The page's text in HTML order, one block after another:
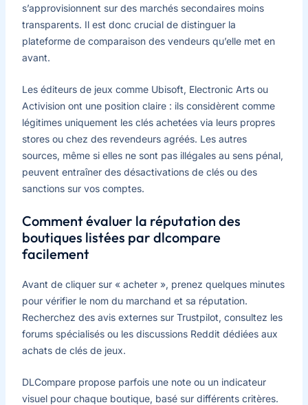
s’approvisionnent sur des marchés secondaires moins
transparents. Il est donc crucial de distinguer la
plateforme de comparaison des vendeurs qu’elle met en
avant.
Les éditeurs de jeux comme Ubisoft, Electronic Arts ou
Activision ont une position claire : ils considèrent comme
légitimes uniquement les clés achetées via leurs propres
stores ou chez des revendeurs agréés. Les autres
sources, même si elles ne sont pas illégales au sens pénal,
peuvent entraîner des désactivations de clés ou des
sanctions sur vos comptes.
Comment évaluer la réputation des
boutiques listées par dlcompare
facilement
Avant de cliquer sur « acheter », prenez quelques minutes
pour vérifier le nom du marchand et sa réputation.
Recherchez des avis externes sur Trustpilot, consultez les
forums spécialisés ou les discussions Reddit dédiées aux
achats de clés de jeux.
DLCompare propose parfois une note ou un indicateur
visuel pour chaque boutique, basé sur différents critères.